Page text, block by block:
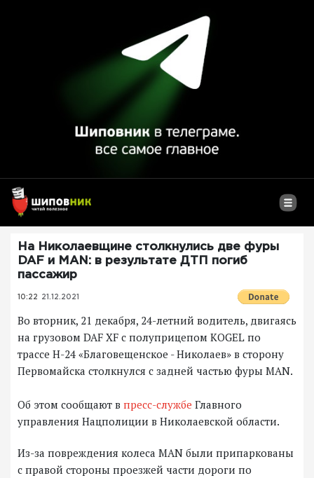
На Николаевщине столкнулись две фуры
DAF и MAN: в результате ДТП погиб
пассажир
10:22 21.12.2021
Во вторник, 21 декабря, 24-летний водитель, двигаясь
на грузовом DAF XF с полуприцепом KOGEL по
трассе Н-24 «Благовещенское - Николаев» в сторону
Первомайска столкнулся с задней частью фуры MAN.
Об этом сообщают в пресс-службе Главного
управления Нацполиции в Николаевской области.
Из-за повреждения колеса MAN были припаркованы
с правой стороны проезжей части дороги по